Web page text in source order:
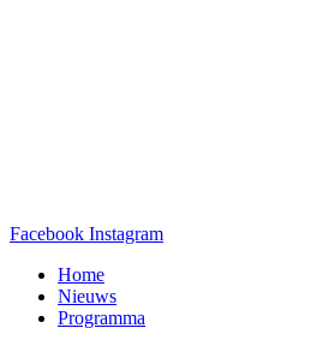
Facebook Instagram
Home
Nieuws
Programma